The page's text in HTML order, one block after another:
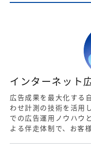
インターネット
広告成果を最大化する
わせ計測の技術を活用
での広告運用ノウハウ
よる伴走体制で、お客